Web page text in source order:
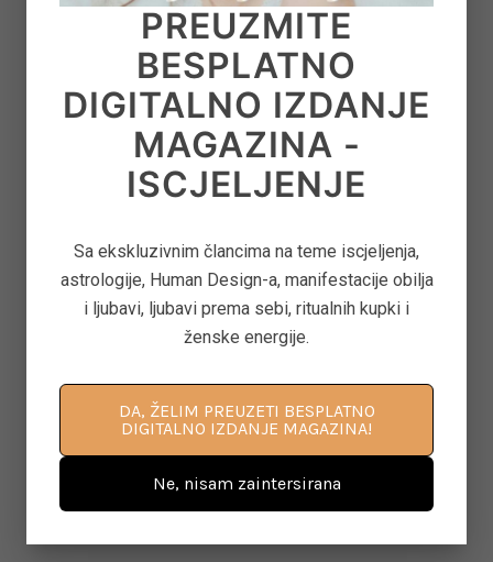
GLASU
June 22, 2026
‘CONTROL FREAK’ – KAKO OTPUSTITI
OPSESIVNU POTREBU ZA KONTROLOM
ASTEROID JUNO U ASTROLOGIJI – ARHETIP
KRALJICE, BRAKA I MOĆI U ODNOSIMA
KAKO PONOVNO PROBUDITI KREATIVNOST
KROZ POKRET, DAH I SVJESNU PRISUTNOST
on June 8, 2026
PREUZMITE
BESPLATNO
DIGITALNO IZDANJE
MAGAZINA -
ISCJELJENJE
Sa ekskluzivnim člancima na teme iscjeljenja,
astrologije, Human Design-a, manifestacije obilja
i ljubavi, ljubavi prema sebi, ritualnih kupki i
ženske energije.
DA, ŽELIM PREUZETI BESPLATNO
DIGITALNO IZDANJE MAGAZINA!
Ne, nisam zaintersirana